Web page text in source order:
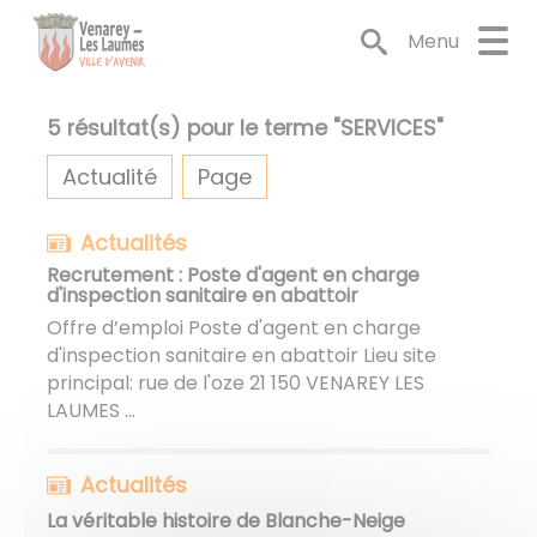
Lien
d'accès
rapide
menu
Lien
d'accès
rapide
contenu
principal
Lien
d'accès
rapide
recherche
Lien
d'accès
rapide
pied
page
Menu
5résultat(s) pour le terme "SERVICES"
Actualité Page
Actualités
Recrutement : Poste d'agent en charge
d'inspection sanitaire en abattoir
Offre d’emploi Poste d'agent en charge
d'inspection sanitaire en abattoir Lieu site
principal: rue de l'oze 21 150 VENAREY LES
LAUMES ...
Actualités
La véritable histoire de Blanche-Neige
Panneau de gestion des cookies